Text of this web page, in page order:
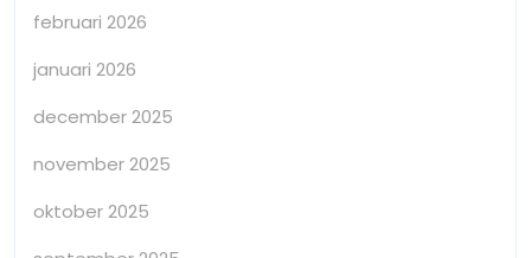
februari 2026
januari 2026
december 2025
november 2025
oktober 2025